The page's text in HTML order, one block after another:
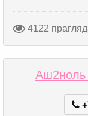
4122
Аш2ноль